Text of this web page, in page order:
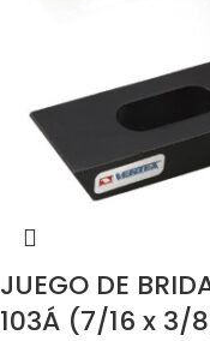
JUEGO DE
103Á (7/16 x 3/